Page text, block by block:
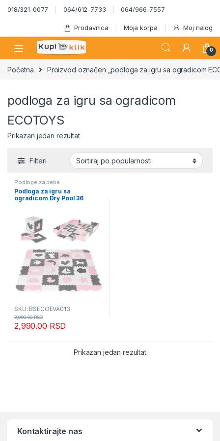
Skip to navigation
Skip to content
018/321-0077 064/612-7733 064/966-7557
Prodavnica Moja korpa Moj nalog
0
Početna Proizvod označen „podloga za igru sa ogradicom
podloga za igru sa ogradicom
ECOTOYS
Prikazan jedan rezultat
Filteri
Podloge za bebe
Podloga za igru sa
ogradicom Dry Pool 36
SKU: BSECOEVA013
2,990.00 RSD
3,990.00RSD
Prikazan jedan rezultat
Kontaktirajte nas